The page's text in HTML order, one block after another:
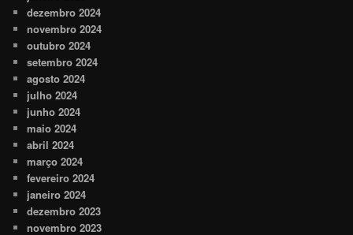
dezembro 2024
novembro 2024
outubro 2024
setembro 2024
agosto 2024
julho 2024
junho 2024
maio 2024
abril 2024
março 2024
fevereiro 2024
janeiro 2024
dezembro 2023
novembro 2023